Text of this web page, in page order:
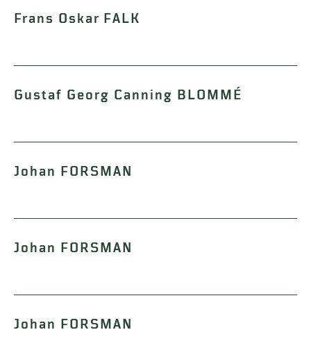
Frans Oskar FALK
Gustaf Georg Canning BLOMMÉ
Johan FORSMAN
Johan FORSMAN
Johan FORSMAN